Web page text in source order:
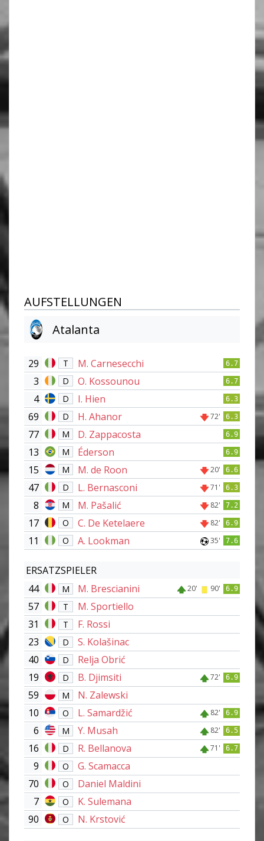
AUFSTELLUNGEN
Atalanta
29 T M. Carnesecchi 6.7
3 D O. Kossounou 6.7
4 D I. Hien 6.3
69 D H. Ahanor 72' 6.3
77 M D. Zappacosta 6.9
13 M Éderson 6.9
15 M M. de Roon 20' 6.6
47 D L. Bernasconi 71' 6.3
8 M M. Pašalić 82' 7.2
17 O C. De Ketelaere 82' 6.9
11 O A. Lookman 35' 7.6
ERSATZSPIELER
44
M M. Brescianini 20' 90' 6.9
57 T
M. Sportiello
31
T
F. Rossi
23
D
S. Kolašinac
40
D
Relja Obrić
19
D B. Djimsiti 72' 6.9
59 M
N. Zalewski
10
O L. Samardžić 82' 6.9
6 M Y. Musah 82' 6.5
16 D R. Bellanova 71' 6.7
9 O
G. Scamacca
70
O
Daniel Maldini
7
O
K. Sulemana
90
O N. Krstović